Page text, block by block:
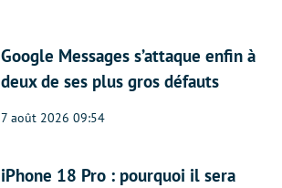
Google Messages s’attaque enfin à
deux de ses plus gros défauts
7 août 2026 09:54
iPhone 18 Pro : pourquoi il sera